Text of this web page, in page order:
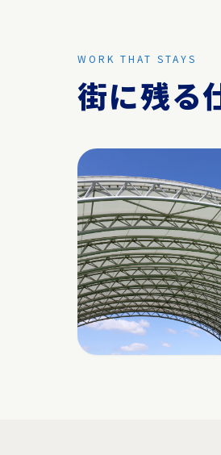
WORK THAT STAYS
街に残る